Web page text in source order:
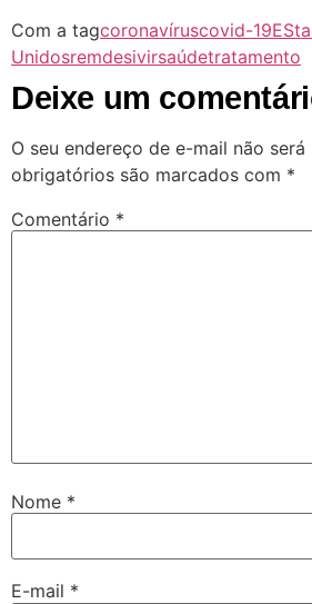
Com a tagcoronavíruscovid-19
Unidosremdesivirsaúdetratamento
Deixe um
O seu endereço de e-mail não
obrigatórios são marcados com *
Comentário *
Nome *
E-mail *